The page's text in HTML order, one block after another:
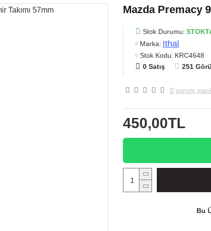
Mazda Premacy
Stok Durumu:
Marka: Ithal
Stok Kodu: KRC4648
0 Satış
251
0 yorum
450,00TL
Bu